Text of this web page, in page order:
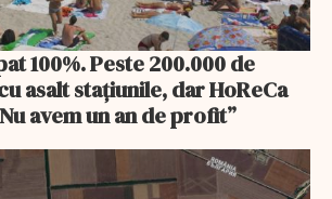
100%. Peste 200.000 de
asalt stațiunile, dar HoReCa
avem un an de profit”